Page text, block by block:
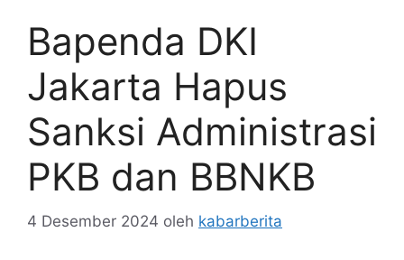
Bapenda DKI
Jakarta Hapus
Sanksi Administrasi
PKB dan BBNKB
4 Desember 2024 oleh kabarberita